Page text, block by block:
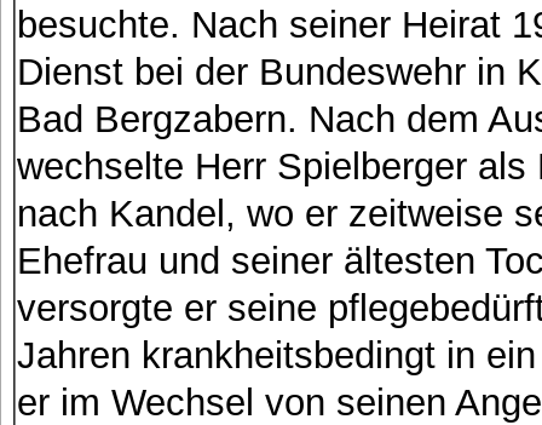
besuchte. Nach seiner Heirat
Dienst bei der Bundeswehr in
Bad Bergzabern. Nach dem
wechselte Herr Spielberger
nach Kandel, wo er zeitweise
Ehefrau und seiner ältesten
versorgte er seine
Jahren krankheitsbedingt in
er im Wechsel von seinen